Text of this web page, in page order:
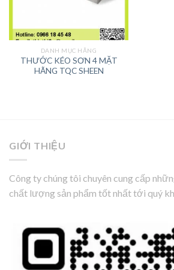
DANH MỤC HÃNG
THƯỚC KÉO SƠN 4 MẶT
HÃNG TQC SHEEN
GIỚI THIỆU
Công ty chúng tôi chuyên cung cấp
chất lượng sản phẩm tốt nhất tới quý